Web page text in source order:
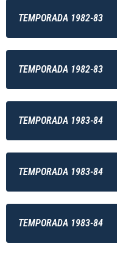
TEMPORADA 1982-83
TEMPORADA 1982-83
TEMPORADA 1983-84
TEMPORADA 1983-84
TEMPORADA 1983-84